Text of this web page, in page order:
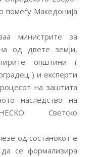
помеѓу Македонија
министрите за
од двете земји,
општини (
) и експерти
на заштита
наследство на
Светско
од состанокот е
се формализира